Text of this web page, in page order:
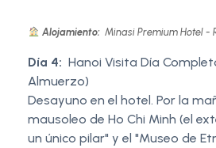
Alojamiento: Minasi Premium Hotel -
Día 4: Hanoi Visita Día
Almuerzo)
Desayuno en el hotel. Por la
mausoleo de Ho Chi Minh (el
un único pilar" y el "Museo de